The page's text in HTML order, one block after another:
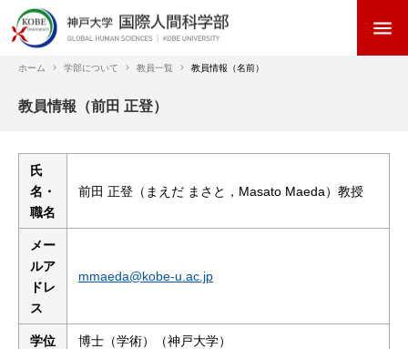
イ
menu
パ
ず
ホーム 学部について 教員一覧 教員情報（名前）
教員情報（前田 正登）
氏
名・
職名
前田 正登（まえだ まさと，Masato Maeda）教授
メー
ルア
ドレ
ス
mmaeda@kobe-u.ac.jp
学位 博士（学術）（神戸大学）